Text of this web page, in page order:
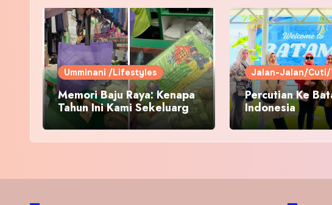
Umminani /Lifestyles
Memori Baju Raya: Kenapa
Tahun Ini Kami Sekeluarga
Kembali ke Pusat Pakaian
Hari-Hari?
Jalan-Jalan/Cuti/
Percutian Ke
Indonesia